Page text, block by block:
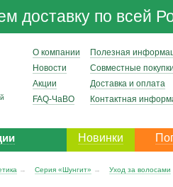
доставку по всей
О компании
Новости
Акции
FAQ-ЧаВО
Полезная
Совместные
Доставка и оплата
Контактная
Новинки
→ Серия «Шунгит» → Уход за волосами